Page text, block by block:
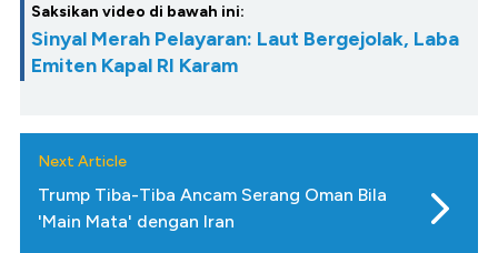
Saksikan video di bawah ini:
Sinyal Merah Pelayaran: Laut Bergejolak, Laba
Emiten Kapal RI Karam
Next Article
Trump Tiba-Tiba Ancam Serang Oman Bila
'Main Mata' dengan Iran